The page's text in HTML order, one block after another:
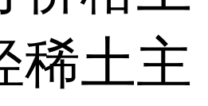
稀土主